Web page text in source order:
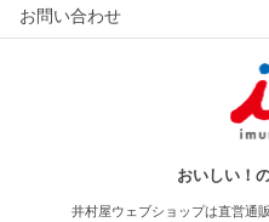
お問い合わせ
おいしい！
井村屋ウェブショップは直営通